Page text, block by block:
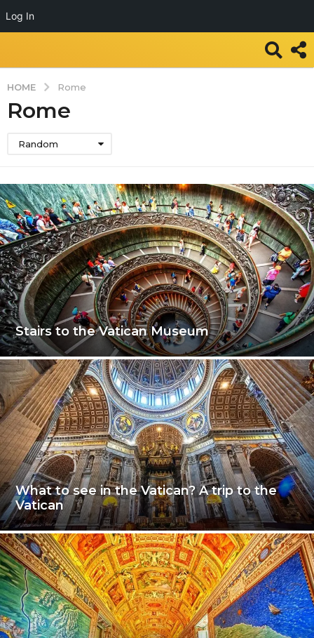
Log In
HOME Rome
Rome
Random
Stairs to the Vatican Museum
What to see in the Vatican? A trip to the
Vatican